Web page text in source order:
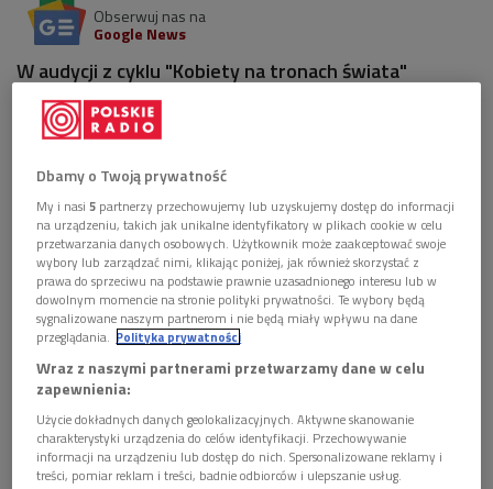
Obserwuj nas na
Google News
W audycji z cyklu "Kobiety na tronach świata"
rozmawialiśmy o słynnej polskiej władczyni z
włoskiego rodu.
AUDIO 1 plik
 57'30 
Czarna legenda królowej Bony
"U was dukaty leżą na gościńcach, schylić się jeno, aby je
zebrać. Nikt nie chce? Tym lepiej dla mnie" – mawiała.
Świetnie wykształcona, śliczna, gospodarna, oszczędna i
ambitna. Zaludniała pustkowia, budowała mosty, młyny,
tartaki. Rozbudowywała miasta, wznosiła warowne
Dbamy o Twoją prywatność
My i nasi5 partnerzy przechowujemy lub uzyskujemy dostęp do informacji
na urządzeniu, takich jak unikalne identyfikatory w plikach cookie w celu
przetwarzania danych osobowych. Użytkownik może zaakceptować swoje
wybory lub zarządzać nimi, klikając poniżej, jak również skorzystać z
prawa do sprzeciwu na podstawie prawnie uzasadnionego interesu lub w
dowolnym momencie na stronie polityki prywatności. Te wybory będą
sygnalizowane naszym partnerom i nie będą miały wpływu na dane
przeglądania. Polityka prywatności
Wraz z naszymi partnerami przetwarzamy dane w celu
zapewnienia:
Użycie dokładnych danych geolokalizacyjnych. Aktywne skanowanie
charakterystyki urządzenia do celów identyfikacji. Przechowywanie
informacji na urządzeniu lub dostęp do nich. Spersonalizowane reklamy i
treści, pomiar reklam i treści, badnie odbiorców i ulepszanie usług.